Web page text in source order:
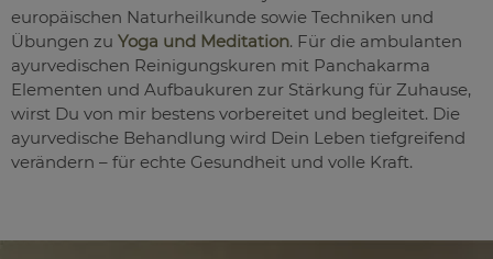
europäischen Naturheilkunde sowie Techniken und
Übungen zu Yoga und Meditation. Für die ambulanten
ayurvedischen Reinigungskuren mit Panchakarma
Elementen und Aufbaukuren zur Stärkung für Zuhause,
wirst Du von mir bestens vorbereitet und begleitet. Die
ayurvedische Behandlung wird Dein Leben tiefgreifend
verändern – für echte Gesundheit und volle Kraft.